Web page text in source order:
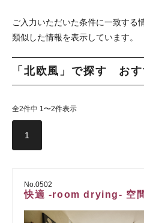
ご入力いただいた条件に一致する
類似した情報を表示しています。
「北欧風」で探す お
全2件中 1〜2件表示
1
No.0502
快適 -room drying- 空